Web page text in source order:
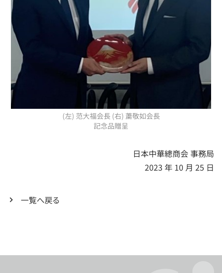
(左) 范大福会長 (右) 䔥敬如会長
記念品贈呈
日本中華總商会 事務局
2023 年 10 月 25 日
一覧へ戻る